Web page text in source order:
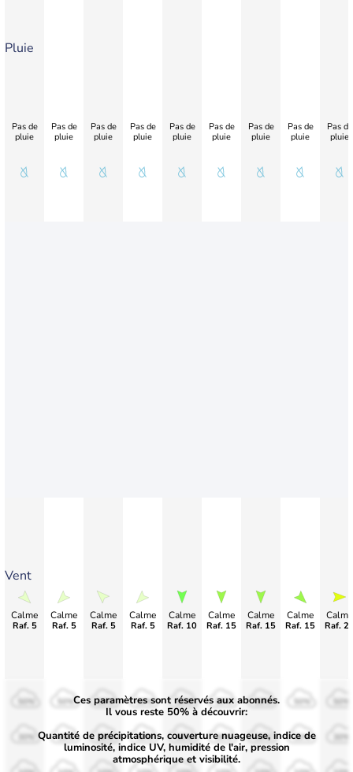
Pluie
Vent
Pas de
pluie
Calme
Raf. 5
Pas de
pluie
Calme
Raf. 5
Pas de
pluie
Calme
Raf. 5
Pas de
pluie
Calme
Raf. 5
Pas de
pluie
Calme
Raf. 10
Pas de
pluie
Calme
Raf. 15
Pas de
pluie
Calme
Raf. 15
Pas de
pluie
Calme
Raf. 15
Pas de
pluie
Calme
Raf.
50%
30%
50%
30%
50%
30%
50%
30%
50%
30%
50%
30%
50%
30%
Ces paramètres sont réservés aux abonnés.
Il vous reste 50% à découvrir:
Quantité de précipitations, couverture nuageuse, indice de
luminosité, indice UV, humidité de l'air, pression
atmosphérique et visibilité.